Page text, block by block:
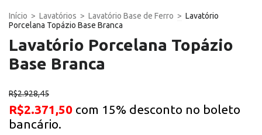
Início > Lavatórios > Lavatório Base de Ferro > Lavatório
Porcelana Topázio Base Branca
Lavatório Porcelana Topázio
Base Branca
R$2.928,45
R$2.371,50 com 15% desconto no boleto
bancário.